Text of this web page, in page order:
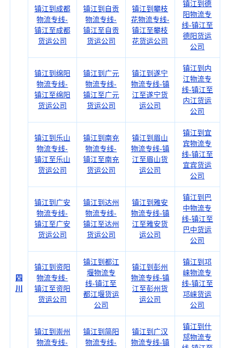
四
川
镇江到成都
物流专线-
镇江至成都
货运公司
镇江到自贡
物流专线-
镇江至自贡
货运公司
镇江到攀枝
花物流专线-
镇江至攀枝
花货运公司
镇江到德
阳物流专
线-镇江至
德阳货运
公司
镇江到绵阳
物流专线-
镇江至绵阳
货运公司
镇江到广元
物流专线-
镇江至广元
货运公司
镇江到遂宁
物流专线-镇
江至遂宁货
运公司
镇江到内
江物流专
线-镇江至
内江货运
公司
镇江到乐山
物流专线-
镇江至乐山
货运公司
镇江到南充
物流专线-
镇江至南充
货运公司
镇江到眉山
物流专线-镇
江至眉山货
运公司
镇江到宜
宾物流专
线-镇江至
宜宾货运
公司
镇江到广安
物流专线-
镇江至广安
货运公司
镇江到达州
物流专线-
镇江至达州
货运公司
镇江到雅安
物流专线-镇
江至雅安货
运公司
镇江到巴
中物流专
线-镇江至
巴中货运
公司
镇江到资阳
物流专线-
镇江至资阳
货运公司
镇江到都江
堰物流专
线-镇江至
都江堰货运
公司
镇江到彭州
物流专线-镇
江至彭州货
运公司
镇江到邛
崃物流专
线-镇江至
邛崃货运
公司
镇江到崇州
物流专线-
镇江到简阳
物流专线-
镇江到广汉
物流专线-镇
镇江到什
邡物流专